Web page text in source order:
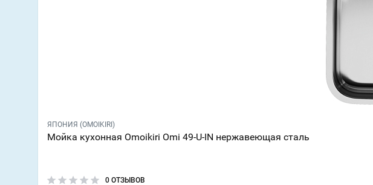
ЯПОНИЯ (OMOIKIRI)
Мойка кухонная Omoikiri Omi 49-U-IN нержавеющая сталь
0 ОТЗЫВОВ